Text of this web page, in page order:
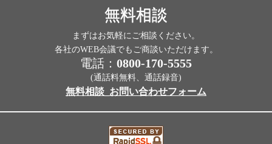
無料相談
まずはお気軽にご相談ください。
各社のWEB会議でもご商談いただけます。
電話： 0800-170-5555
(通話料無料、通話録音)
無料相談_お問い合わせフォーム